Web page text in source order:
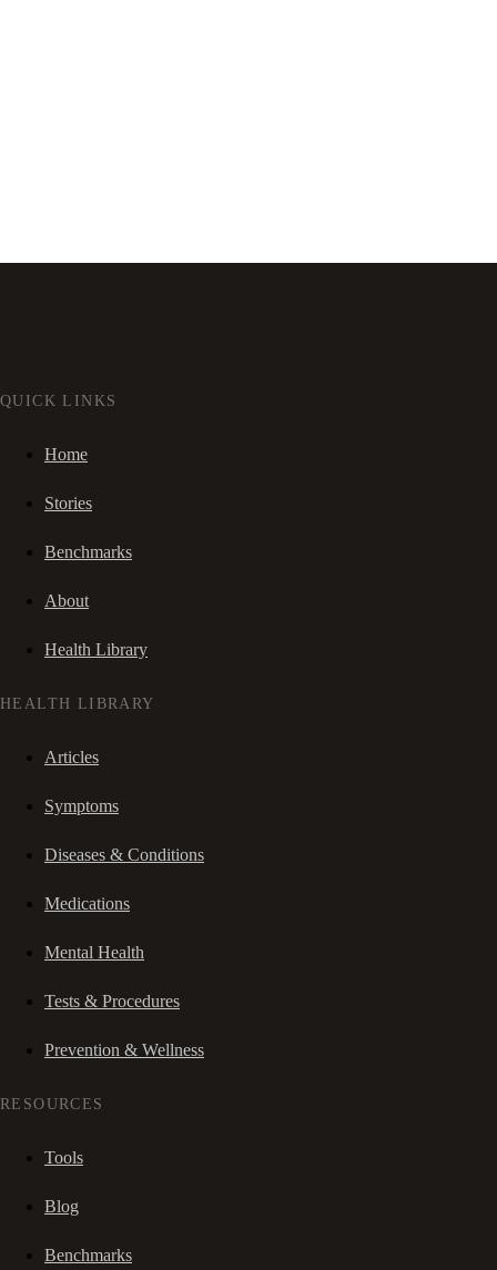
QUICK LINKS
Home
Stories
Benchmarks
About
Health Library
HEALTH LIBRARY
Articles
Symptoms
Diseases & Conditions
Medications
Mental Health
Tests & Procedures
Prevention & Wellness
RESOURCES
Tools
Blog
Benchmarks